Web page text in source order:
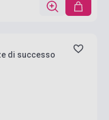
di successo